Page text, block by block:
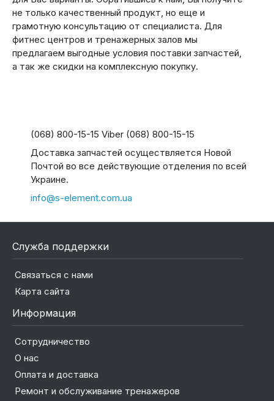
не только качественный продукт, но еще и
грамотную консультацию от специалиста. Для
фитнес центров и тренажерных залов мы
предлагаем выгодные условия поставки запчастей,
а так же скидки на комплексную покупку.
(068) 800-15-15 Viber (068) 800-15-15
Доставка запчастей осуществляется Новой
Почтой во все действующие отделения по всей
Украине.
info@s-element.com.ua
Служба поддержки
Связаться с нами
Карта сайта
Информация
Сотрудничество
О нас
Оплата и доставка
Ремонт и обслуживание тренажеров